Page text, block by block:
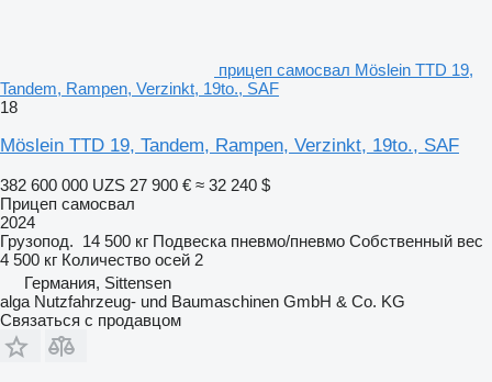
прицеп самосвал Möslein TTD 19,
Tandem, Rampen, Verzinkt, 19to., SAF
18
Möslein TTD 19, Tandem, Rampen, Verzinkt, 19to., SAF
382 600 000 UZS 27 900 € ≈ 32 240 $
Прицеп самосвал
2024
Грузопод. 14 500 кг Подвеска пневмо/пневмо Собственный вес
4 500 кг Количество осей 2
Германия, Sittensen
alga Nutzfahrzeug- und Baumaschinen GmbH & Co. KG
Связаться с продавцом